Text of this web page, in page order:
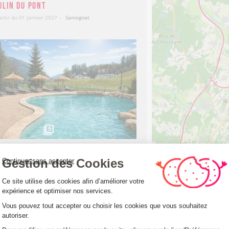
du Pont
du 01 Janvier 2027 Samognat
5
Valserine
friendly
Novembre 2026
Chézery-Forens
19€
Continuer sans accepter
Gestion des Cookies
Plateforme de Gestion du
Ce site utilise des cookies afin d’améliorer votre
expérience et optimiser nos services.
Vous pouvez tout accepter ou choisir les cookies que vous souhaitez
autoriser.